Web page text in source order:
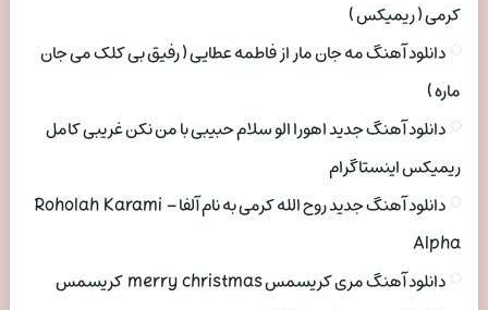
کرمی ( ریمیکس )
دانلود آهنگ مه جان مار از فاطمه عطایی ( رفیق بی کلک می جان
ماره )
دانلود آهنگ جدید اهورا الو سلام حبیبی با من نکن غریبی کامل
ریمیکس اینستاگرام
دانلود آهنگ جدید روح الله کرمی به نام آلفا Roholah Karami –
Alpha
دانلود آهنگ مری کریسمس merry christmas کریسمس